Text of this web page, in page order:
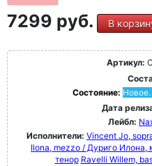
7299 руб. В
Артикул:
Состояние: Новое.
Дата
Лейбл:
Исполнители: Vincent Jo,
Ilona, mezzo / Дуриго Илона,
тенор Ravelli Willem,